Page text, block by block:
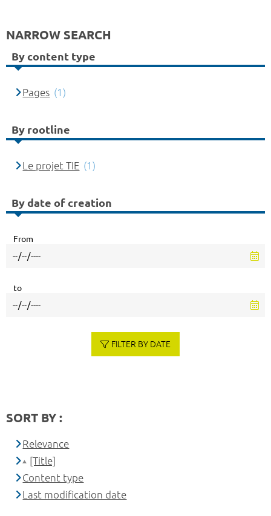
NARROW SEARCH
By content type
Pages (1)
By rootline
Le projet TIE (1)
By date of creation
From
to
FILTER BY DATE
SORT BY :
Relevance
[Title]
Content type
Last modification date